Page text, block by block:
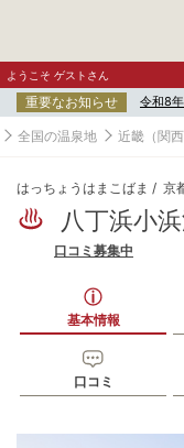
ようこそ ゲストさん
重要なお知らせ 令和8
全国の温泉地 近畿（関
はっちょうはまこばま 京
八丁浜小
口コミ募集中
基本情報
口コミ